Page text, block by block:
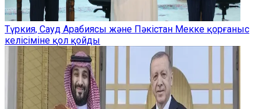
Түркия, Сауд Арабиясы және Пәкістан Мекке қорғаныс
келісіміне қол қойды